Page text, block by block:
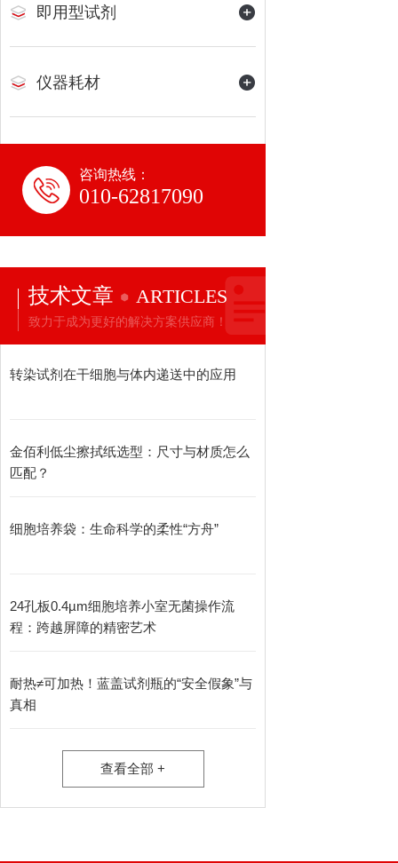
即用型试剂
仪器耗材
咨询热线：
010-62817090
技术文章 ARTICLES
致力于成为更好的解决方案供应商！
转染试剂在干细胞与体内递送中的应用
金佰利低尘擦拭纸选型：尺寸与材质怎么
匹配？
细胞培养袋：生命科学的柔性“方舟”
24孔板0.4µm细胞培养小室无菌操作流
程：跨越屏障的精密艺术
耐热≠可加热！蓝盖试剂瓶的“安全假象”与
真相
查看全部 +